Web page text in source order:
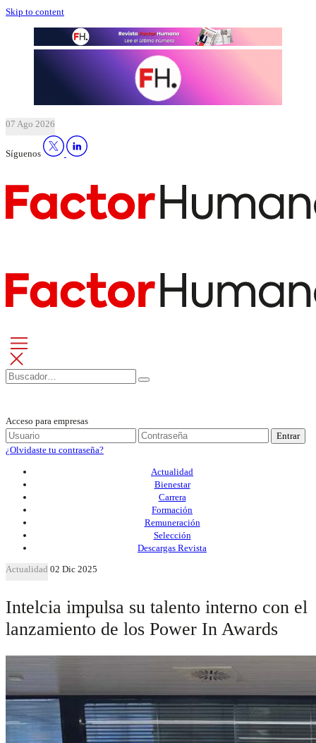
Skip to content
07 Ago 2026
Síguenos
Acceso para empresas
Entrar
¿Olvidaste tu contraseña?
Actualidad
Bienestar
Carrera
Formación
Remuneración
Selección
Descargas Revista
Actualidad 02 Dic 2025
Intelcia impulsa su talento interno con el
lanzamiento de los Power In Awards